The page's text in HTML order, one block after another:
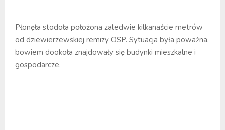
Płonęła stodoła położona zaledwie kilkanaście metrów
od dziewierzewskiej remizy OSP. Sytuacja była poważna,
bowiem dookoła znajdowały się budynki mieszkalne i
gospodarcze.